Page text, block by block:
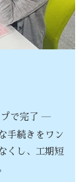
プで完了 ―
手続きをワン
くし、工期短